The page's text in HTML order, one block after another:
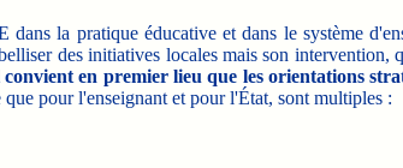
la pratique éducative et dans le système
des initiatives locales mais son intervention,
en premier lieu que les orientations
pour l'enseignant et pour l'État, sont multiples :